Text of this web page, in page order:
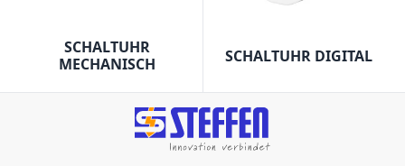
SCHALTUHR
MECHANISCH
SCHALTUHR DIGITAL